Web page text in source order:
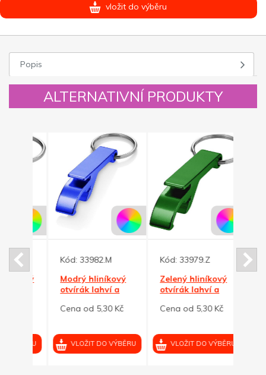
vložit do výběru
Popis
ALTERNATIVNÍ PRODUKTY
Kód:33982.M
Modrý hliníkový
otvírák lahví a
Cena od 5,30 Kč
VLOŽIT DO VÝBĚRU
Kód:33979.Z
Zelený hliníkový
otvírák lahví a
Cena od 5,30 Kč
VLOŽIT DO VÝBĚRU
Kód: